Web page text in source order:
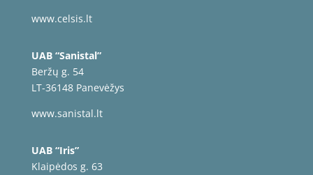
www.celsis.lt
UAB “Sanistal”
Beržų g. 54
LT-36148 Panevėžys
www.sanistal.lt
UAB “Iris”
Klaipėdos g. 63